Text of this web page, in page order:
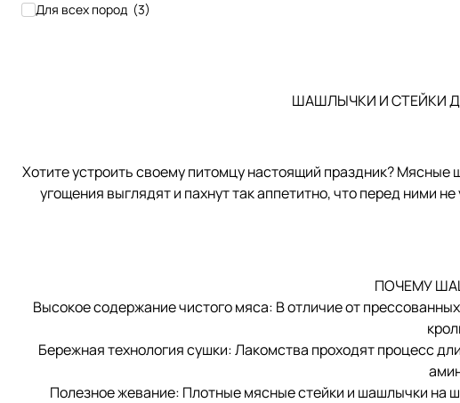
Для всех пород (3)
ШАШЛЫЧКИ И СТЕЙКИ
Хотите устроить своему питомцу настоящий праздник?
угощения выглядят и пахнут так аппетитно, что перед ними
ПОЧЕМУ
Высокое содержание чистого мяса: В отличие от
Бережная технология сушки: Лакомства проходят процесс
Полезное жевание: Плотные мясные стейки и шашлычки на